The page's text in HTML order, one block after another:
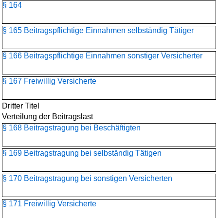
§ 164
§ 165 Beitragspflichtige Einnahmen selbständig Tätiger
§ 166 Beitragspflichtige Einnahmen sonstiger Versicherter
§ 167 Freiwillig Versicherte
Dritter Titel
Verteilung der Beitragslast
§ 168 Beitragstragung bei Beschäftigten
§ 169 Beitragstragung bei selbständig Tätigen
§ 170 Beitragstragung bei sonstigen Versicherten
§ 171 Freiwillig Versicherte